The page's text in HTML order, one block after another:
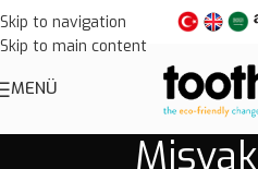
Skip to navigation
Skip to main content
MENÜ